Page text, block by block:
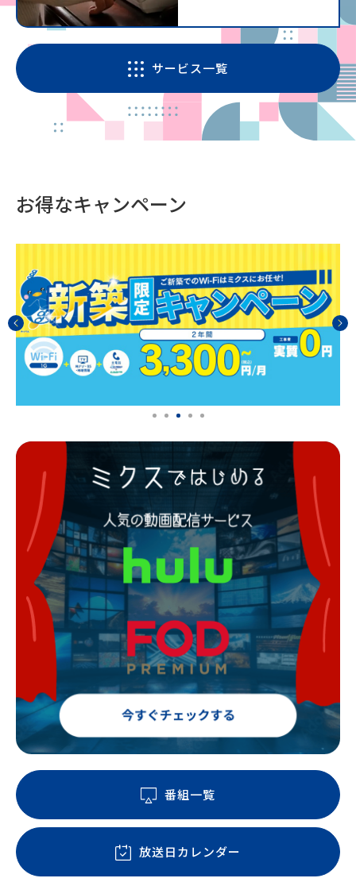
サービス一覧
お得なキャンペーン
番組一覧
放送日カレンダー